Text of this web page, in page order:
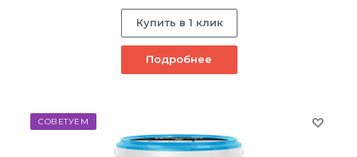
Купить в 1 клик
Подробнее
СОВЕТУЕМ